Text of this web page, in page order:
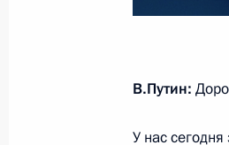
20 декабря
В.Путин:
У нас